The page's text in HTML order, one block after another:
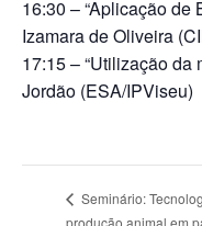
16:30 – “Aplicação de
Izamara de Oliveira
17:15 – “Utilização da
Jordão (ESA/IPViseu)
Seminário:
produção animal em